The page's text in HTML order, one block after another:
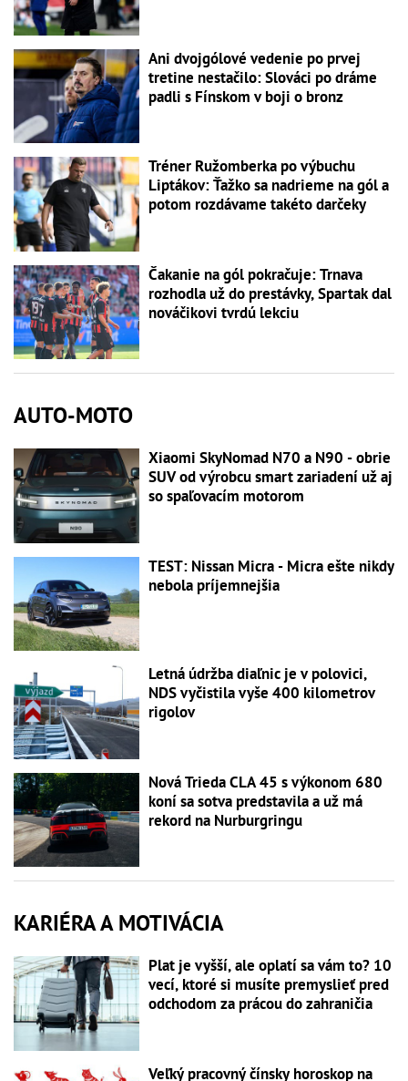
Ani dvojgólové vedenie po prvej
tretine nestačilo: Slováci po dráme
padli s Fínskom v boji o bronz
Tréner Ružomberka po výbuchu
Liptákov: Ťažko sa nadrieme na gól a
potom rozdávame takéto darčeky
Čakanie na gól pokračuje: Trnava
rozhodla už do prestávky, Spartak dal
nováčikovi tvrdú lekciu
AUTO-MOTO
Xiaomi SkyNomad N70 a N90 - obrie
SUV od výrobcu smart zariadení už aj
so spaľovacím motorom
TEST: Nissan Micra - Micra ešte nikdy
nebola príjemnejšia
Letná údržba diaľnic je v polovici,
NDS vyčistila vyše 400 kilometrov
rigolov
Nová Trieda CLA 45 s výkonom 680
koní sa sotva predstavila a už má
rekord na Nurburgringu
KARIÉRA A MOTIVÁCIA
Plat je vyšší, ale oplatí sa vám to? 10
vecí, ktoré si musíte premyslieť pred
odchodom za prácou do zahraničia
Veľký pracovný čínsky horoskop na